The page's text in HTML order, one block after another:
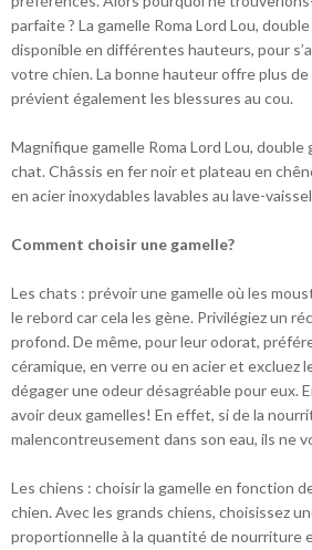
parfaite ? La gamelle Roma Lord Lou,
disponible en différentes hauteurs, pour
votre chien. La bonne hauteur offre plus
prévient également les blessures au cou.
Magnifique gamelle Roma Lord Lou, double
chat. Châssis en fer noir et plateau en
en acier inoxydables lavables au lave-
Comment choisir une gamelle?
Les chats : prévoir une gamelle où les
le rebord car cela les gène. Privilégiez un
profond. De même, pour leur odorat,
céramique, en verre ou en acier et excluez
dégager une odeur désagréable pour eux.
avoir deux gamelles! En effet, si de la
malencontreusement dans son eau, ils ne
Les chiens : choisir la gamelle en fonction
chien. Avec les grands chiens, choisissez
proportionnelle à la quantité de nourriture